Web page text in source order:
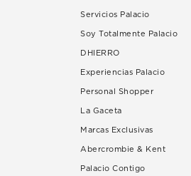
Servicios Palacio
Soy Totalmente Palacio
DHIERRO
Experiencias Palacio
Personal Shopper
La Gaceta
Marcas Exclusivas
Abercrombie & Kent
Palacio Contigo